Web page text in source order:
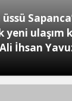
yeni ulaşım
Ali İhsan